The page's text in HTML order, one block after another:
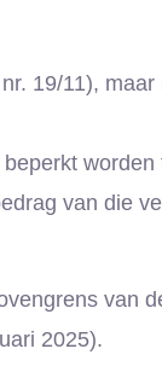
19/11),
worden
van die
van
2025).